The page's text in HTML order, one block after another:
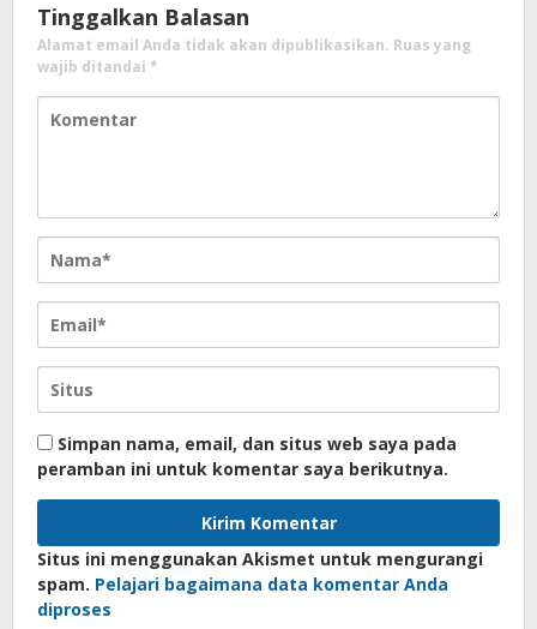
Tinggalkan Balasan
Alamat email Anda tidak akan dipublikasikan. Ruas yang
wajib ditandai *
Simpan nama, email, dan situs web saya pada
peramban ini untuk komentar saya berikutnya.
Situs ini menggunakan Akismet untuk mengurangi
spam. Pelajari bagaimana data komentar Anda
diproses